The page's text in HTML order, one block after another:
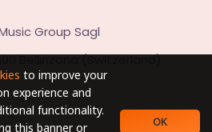
to improve your
experience and
functionality.
this banner or
OK
Group Sagl
Bellinzona (Switzerland)